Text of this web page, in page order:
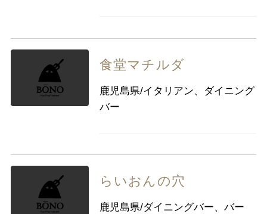
食堂マチルダ
鹿児島県/イタリアン、ダイニング
バー
らいおんの穴
鹿児島県/ダイニングバー、バー